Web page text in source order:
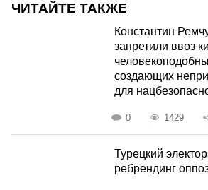
ЧИТАЙТЕ ТАКЖЕ
Константин
запретили ввоз
создающих
для
0 1429
Турецкий
ребрендинг